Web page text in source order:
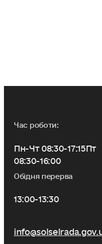
Час роботи:
Пн-Чт 08:30-17:15Пт
08:30-16:00
Обідня перерва
13:00-13:30